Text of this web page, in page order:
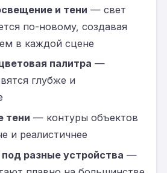
и тени — свет
по-новому, создавая
в каждой сцене
палитра —
глубже и
тени — контуры объектов
и реалистичнее
разные устройства —